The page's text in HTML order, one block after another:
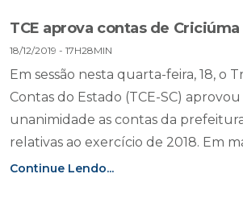
TCE aprova contas de Criciúma
18/12/2019 - 17H28MIN
Em sessão nesta quarta-feira, 18, o
Contas do Estado (TCE-SC)
unanimidade as contas da
relativas ao exercício de 2018. Em
Continue Lendo...